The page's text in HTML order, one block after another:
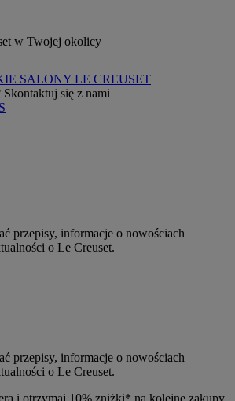
w Twojej okolicy
SALONY LE CREUSET
się z nami
przepisy, informacje o nowościach
o Le Creuset.
przepisy, informacje o nowościach
o Le Creuset.